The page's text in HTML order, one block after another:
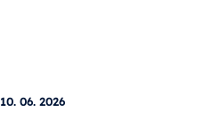
10. 06. 2026